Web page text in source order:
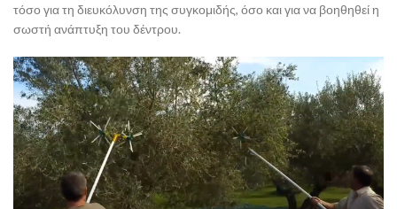
τόσο για τη διευκόλυνση της συγκομιδής, όσο και για να βοηθηθεί η
σωστή ανάπτυξη του δέντρου.